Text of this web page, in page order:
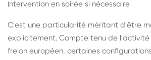
Intervention en soirée si nécessaire
C'est une particularité méritant d'être
explicitement. Compte tenu de l'activité
frelon européen, certaines